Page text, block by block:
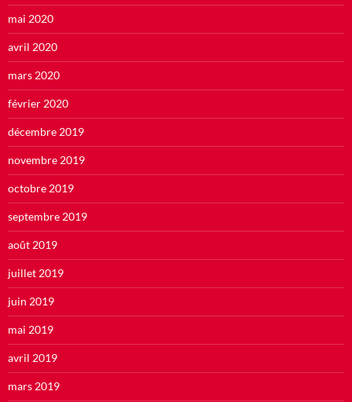
mai 2020
avril 2020
mars 2020
février 2020
décembre 2019
novembre 2019
octobre 2019
septembre 2019
août 2019
juillet 2019
juin 2019
mai 2019
avril 2019
mars 2019